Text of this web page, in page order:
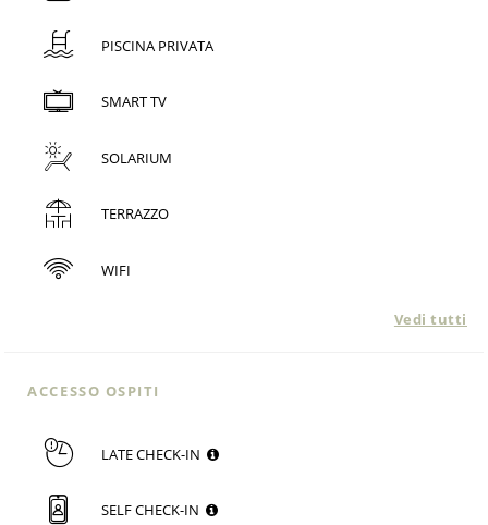
PISCINA PRIVATA
SMART TV
SOLARIUM
TERRAZZO
WIFI
Vedi tutti
ACCESSO OSPITI
LATE CHECK-IN
SELF CHECK-IN